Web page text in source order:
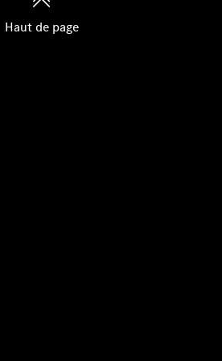
par client
de partage de clé
régulation de distance actif
conduite
et extérieur (côté conducteur) à
automatique
40/20/40
Haut de page